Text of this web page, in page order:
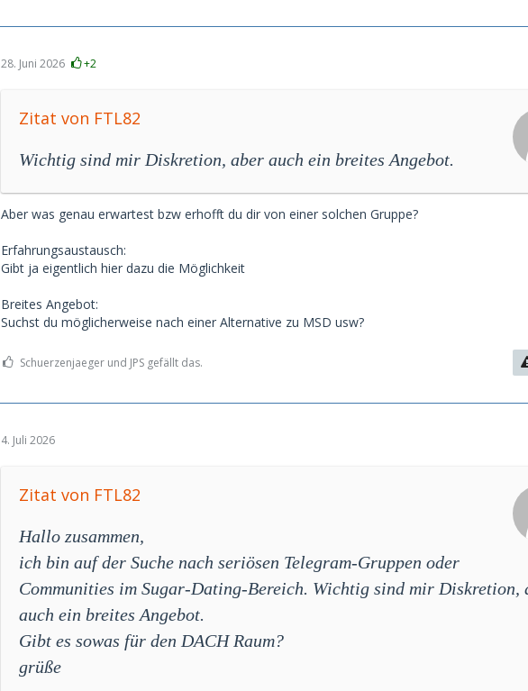
28. Juni 2026 +2
Zitat von FTL82
Wichtig sind mir Diskretion, aber auch ein breites Angebot.
Aber was genau erwartest bzw erhofft du dir von einer solchen Gruppe?
Erfahrungsaustausch:
Gibt ja eigentlich hier dazu die Möglichkeit
Breites Angebot:
Suchst du möglicherweise nach einer Alternative zu MSD usw?
Schuerzenjaeger und JPS gefällt das.
4. Juli 2026
Zitat von FTL82
Hallo zusammen,
ich bin auf der Suche nach seriösen Telegram-Gruppen oder
Communities im Sugar-Dating-Bereich. Wichtig sind mir Diskretion,
auch ein breites Angebot.
Gibt es sowas für den DACH Raum?
grüße